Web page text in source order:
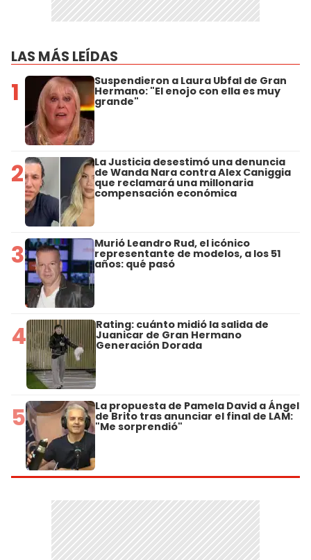
LAS MÁS LEÍDAS
1 Suspendieron a Laura Ubfal de Gran
Hermano: "El enojo con ella es muy
grande"
2 La Justicia desestimó una denuncia
de Wanda Nara contra Alex Caniggia
que reclamará una millonaria
compensación económica
3 Murió Leandro Rud, el icónico
representante de modelos, a los 51
años: qué pasó
4 Rating: cuánto midió la salida de
Juanicar de Gran Hermano
Generación Dorada
5 La propuesta de Pamela David a Ángel
de Brito tras anunciar el final de LAM:
"Me sorprendió"